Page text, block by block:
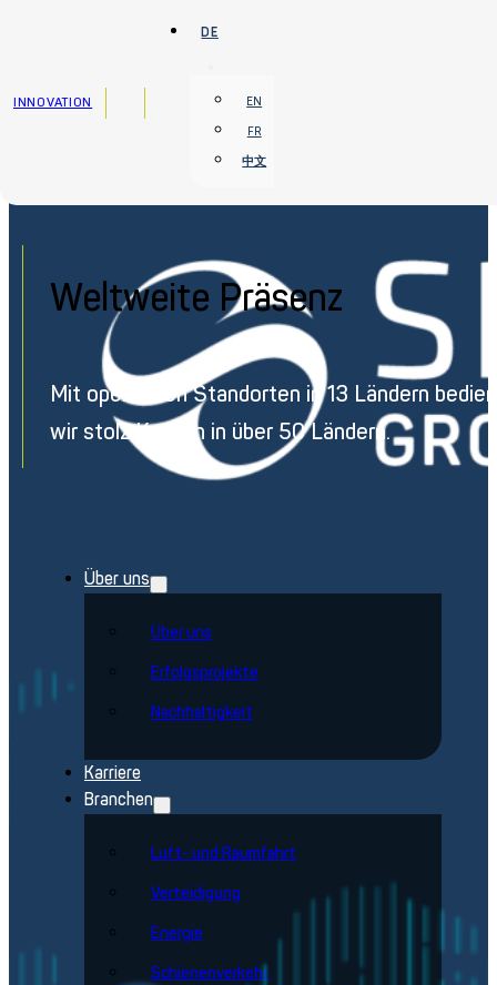
Zum Hauptinhalt springen Zum Footer springen
INNOVATION
DE
EN
FR
中文
Über uns
Über uns
Erfolgsprojekte
Nachhaltigkeit
Karriere
Branchen
Luft- und Raumfahrt
Verteidigung
Energie
Schienenverkehr
Weltweite Präsenz
Mit operativen Standorten in 13 Ländern
wir stolz Kunden in über 50 Ländern.